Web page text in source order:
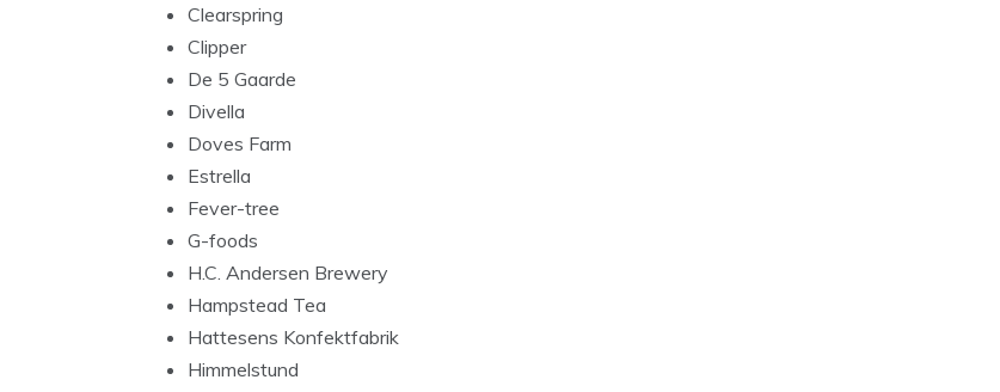
Clearspring
Clipper
De 5 Gaarde
Divella
Doves Farm
Estrella
Fever-tree
G-foods
H.C. Andersen Brewery
Hampstead Tea
Hattesens Konfektfabrik
Himmelstund